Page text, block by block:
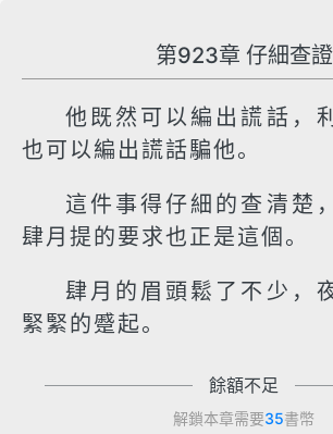
第923章 仔細查證
他既然可以編出謊話，
也可以編出謊話騙他。
這件事得仔細的查清楚
肆月提的要求也正是這個。
肆月的眉頭鬆了不少，
緊緊的蹙起。
餘額不足
解鎖本章需要35書幣